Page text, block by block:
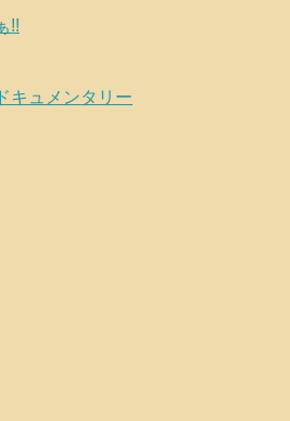
!!
キュメンタリー